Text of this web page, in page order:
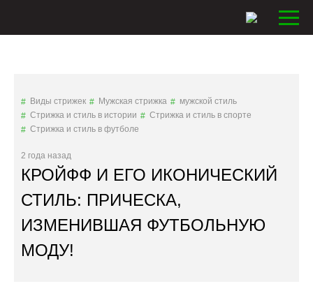
Виды стрижек Мужская стрижка
мужской стиль
Стрижка и стиль в истории
Стрижка и стиль в спорте
Стрижка и стиль в футболе
2 года назад
КРОЙФФ И ЕГО ИКОНИЧЕСКИЙ
СТИЛЬ: ПРИЧЕСКА,
ИЗМЕНИВШАЯ ФУТБОЛЬНУЮ
МОДУ!